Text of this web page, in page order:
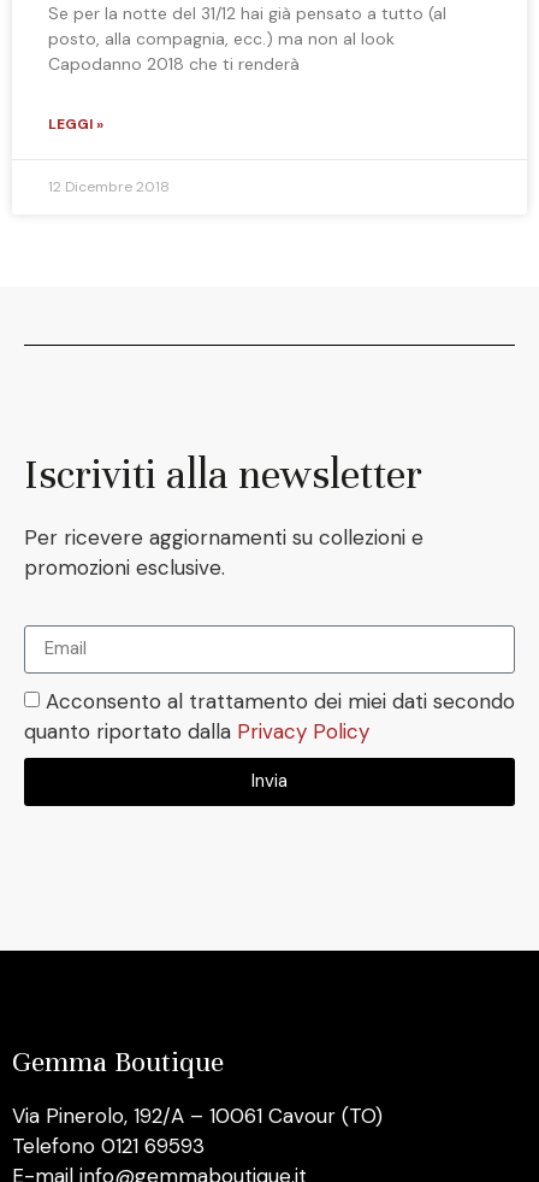
Se per la notte del 31/12 hai già pensato a tutto (al
posto, alla compagnia, ecc.) ma non al look
Capodanno 2018 che ti renderà
LEGGI »
12 Dicembre 2018
Iscriviti alla newsletter
Per ricevere aggiornamenti su collezioni e
promozioni esclusive.
Acconsento al trattamento dei miei dati secondo
quanto riportato dalla Privacy Policy
Invia
Gemma Boutique
Via Pinerolo, 192/A – 10061 Cavour (TO)
Telefono 0121 69593
E-mail info@gemmaboutique.it